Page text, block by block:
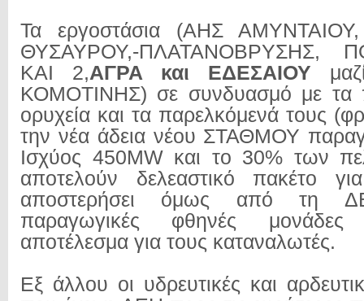
Τα εργοστάσια (ΑΗΣ
ΘΥΣΑΥΡΟΥ,-ΠΛΑΤΑΝΟΒΡΥΣΗΣ,
ΚΑΙ 2,ΑΓΡΑ και ΕΔΕΣΑΙΟΥ
ΚΟΜΟΤΙΝΗΣ) σε συνδυασμό με τα
ορυχεία και τα παρελκόμενά τους
την νέα άδεια νέου ΣΤΑΘΜΟΥ
Ισχύος 450MW και το 30% των
αποτελούν δελεαστικό πακέτο
αποστερήσει όμως από τη
παραγωγικές φθηνές
αποτέλεσμα για τους καταναλωτές.
Εξ άλλου οι υδρευτικές και